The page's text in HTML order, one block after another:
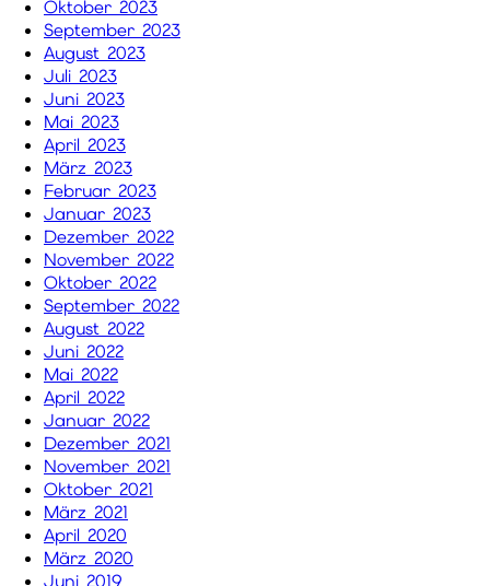
Oktober 2023
September 2023
August 2023
Juli 2023
Juni 2023
Mai 2023
April 2023
März 2023
Februar 2023
Januar 2023
Dezember 2022
November 2022
Oktober 2022
September 2022
August 2022
Juni 2022
Mai 2022
April 2022
Januar 2022
Dezember 2021
November 2021
Oktober 2021
März 2021
April 2020
März 2020
Juni 2019